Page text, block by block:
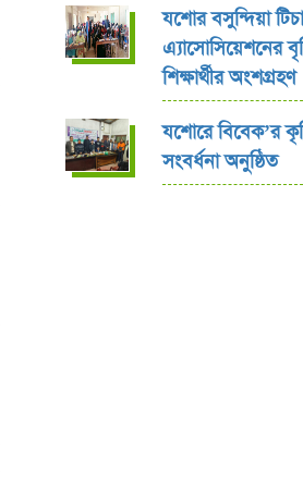
যশোর বসুন্দিয়া
এ্যাসোসিয়েশনের
শিক্ষার্থীর অংশগ্রহণ
যশোরে বিবেক’র
সংবর্ধনা অনুষ্ঠিত